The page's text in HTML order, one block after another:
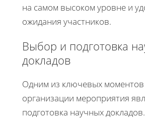
на самом высоком уровне и
ожидания участников.
Выбор и подготовка
докладов
Одним из ключевых моментов
организации мероприятия
подготовка научных